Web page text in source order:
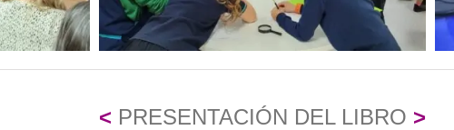
< PRESENTACIÓN DEL LIBRO >